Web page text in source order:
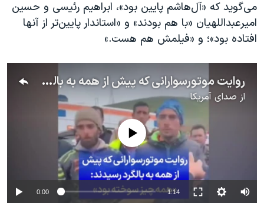
می‌گوید که «آل‌هاشم پایین بود»، ابراهیم رئیسی و حسین
امیرعبداللهیان «با هم بودند» و «استاندار پایین‌تر از آنها
افتاده بود»؛ و «فیلمش هم هست.»
روایت موتورسوارانی که پیش از همه به بالگرد رسیدند: «همه چیز سوخته بود»
از صدای آمریکا
No media source currently available
0:00 1:14